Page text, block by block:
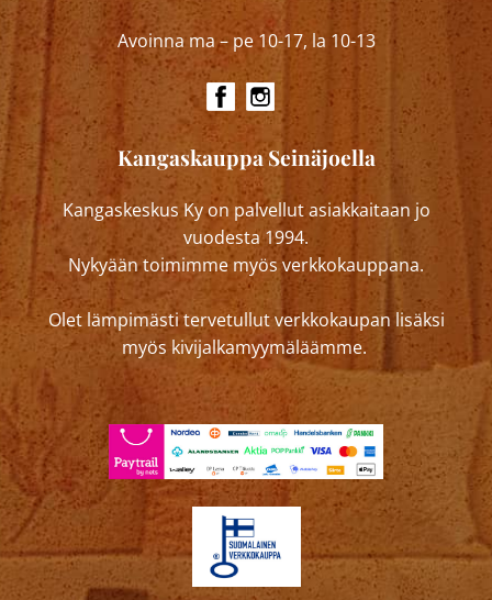
Avoinna ma – pe 10-17, la 10-13
Kangaskauppa Seinäjoella
Kangaskeskus Ky on palvellut asiakkaitaan jo
vuodesta 1994.
Nykyään toimimme myös verkkokauppana.
Olet lämpimästi tervetullut verkkokaupan lisäksi
myös kivijalkamyymäläämme.